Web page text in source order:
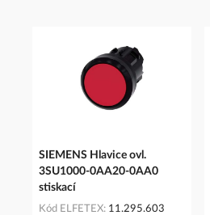
SIEMENS Hlavice ovl.
3SU1000-0AA20-0AA0
stiskací
Kód ELFETEX 11.295.603